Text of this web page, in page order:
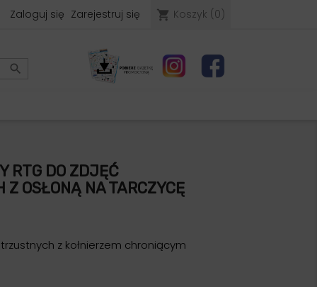
Zaloguj się Zarejestruj się shopping_cart Koszyk (0)

RTG DO ZDJĘĆ
Z OSŁONĄ NA TARCZYCĘ
z kołnierzem chroniącym